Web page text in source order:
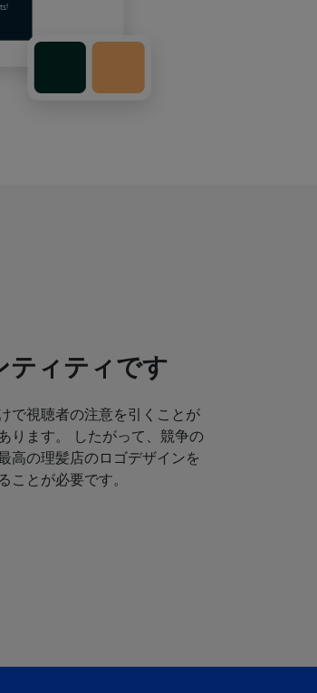
ティティです
で視聴者の注意を引くことが
ります。 したがって、競争の
高の理髪店のロゴデザインを
ことが必要です。